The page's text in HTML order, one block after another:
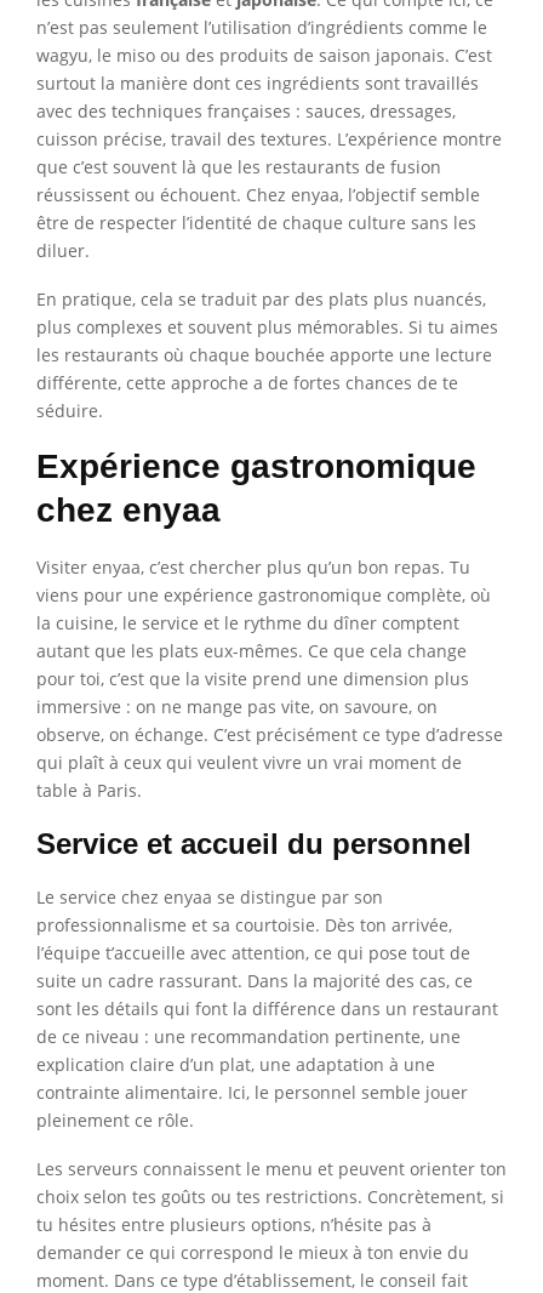
n’est pas seulement l’utilisation d’ingrédients comme le
wagyu, le miso ou des produits de saison japonais. C’est
surtout la manière dont ces ingrédients sont travaillés
avec des techniques françaises : sauces, dressages,
cuisson précise, travail des textures. L’expérience montre
que c’est souvent là que les restaurants de fusion
réussissent ou échouent. Chez enyaa, l’objectif semble
être de respecter l’identité de chaque culture sans les
diluer.
En pratique, cela se traduit par des plats plus nuancés,
plus complexes et souvent plus mémorables. Si tu aimes
les restaurants où chaque bouchée apporte une lecture
différente, cette approche a de fortes chances de te
séduire.
Expérience gastronomique
chez enyaa
Visiter enyaa, c’est chercher plus qu’un bon repas. Tu
viens pour une expérience gastronomique complète, où
la cuisine, le service et le rythme du dîner comptent
autant que les plats eux-mêmes. Ce que cela change
pour toi, c’est que la visite prend une dimension plus
immersive : on ne mange pas vite, on savoure, on
observe, on échange. C’est précisément ce type d’adresse
qui plaît à ceux qui veulent vivre un vrai moment de
table à Paris.
Service et accueil du personnel
Le service chez enyaa se distingue par son
professionnalisme et sa courtoisie. Dès ton arrivée,
l’équipe t’accueille avec attention, ce qui pose tout de
suite un cadre rassurant. Dans la majorité des cas, ce
sont les détails qui font la différence dans un restaurant
de ce niveau : une recommandation pertinente, une
explication claire d’un plat, une adaptation à une
contrainte alimentaire. Ici, le personnel semble jouer
pleinement ce rôle.
Les serveurs connaissent le menu et peuvent orienter ton
choix selon tes goûts ou tes restrictions. Concrètement, si
tu hésites entre plusieurs options, n’hésite pas à
demander ce qui correspond le mieux à ton envie du
moment. Dans ce type d’établissement, le conseil fait